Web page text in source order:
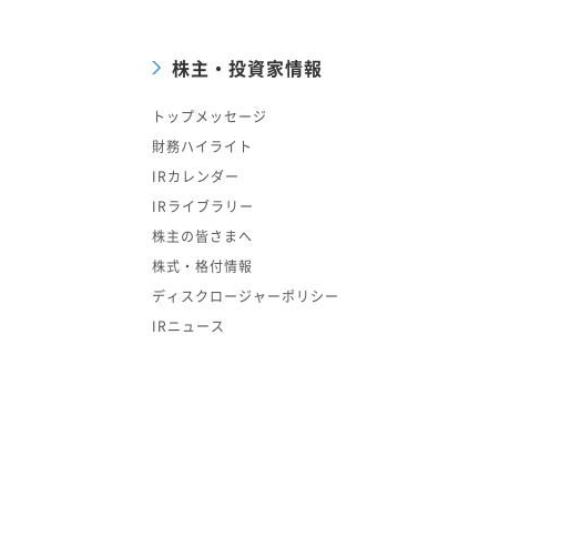
株主・投資家情報
トップメッセージ
財務ハイライト
IRカレンダー
IRライブラリー
株主の皆さまへ
株式・格付情報
ディスクロージャーポリシー
IRニュース